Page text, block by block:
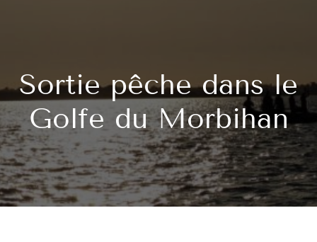
Sortie pêche dans le
Golfe du Morbihan